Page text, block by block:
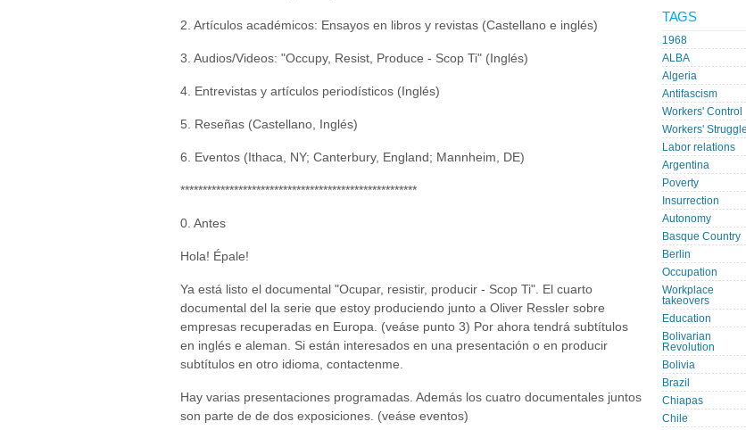
2. Artículos académicos: Ensayos en libros y revistas (Castellano e inglés)
3. Audios/Videos: "Occupy, Resist, Produce - Scop Ti" (Inglés)
4. Entrevistas y artículos periodísticos (Inglés)
5. Reseñas (Castellano, Inglés)
6. Eventos (Ithaca, NY; Canterbury, England; Mannheim, DE)
*****************************************************
0. Antes
Hola! Épale!
Ya está listo el documental "Ocupar, resistir, producir - Scop Ti". El cuarto
documental del la serie que estoy produciendo junto a Oliver Ressler sobre
empresas recuperadas en Europa. (veáse punto 3) Por ahora tendrá subtítulos
en inglés e aleman. Si están interesados en una presentación o en producir
subtítulos en otro idioma, contactenme.
Hay varias presentaciones programadas. Además los cuatro documentales juntos
son parte de de dos exposiciones. (veáse eventos)
TAGS
1968
ALBA
Algeria
Antifascism
Workers' Control
Workers' Struggle
Labor relations
Argentina
Poverty
Insurrection
Autonomy
Basque Country
Berlin
Occupation
Workplace
takeovers
Education
Bolivarian
Revolution
Bolivia
Brazil
Chiapas
Chile